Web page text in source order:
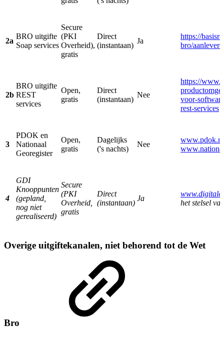
2a
BRO uitgifte
Soap services
Secure
(PKI
Overheid),
gratis
Direct
(instantaan)
Ja
https://
bro/
2b
BRO uitgifte
REST
services
Open,
gratis
Direct
(instantaan)
Nee
https://
voor-
rest-services
3
PDOK en
Nationaal
Georegister
Open,
gratis
Dagelijks
('s nachts)
Nee
www.pdok.nl
4
GDI
Knooppunten
(gepland,
nog niet
gerealiseerd)
Secure
(PKI
Overheid,
gratis
Direct
(instantaan)
Ja
het stelsel
Overige uitgiftekanalen, niet behorend tot de Wet
Bro